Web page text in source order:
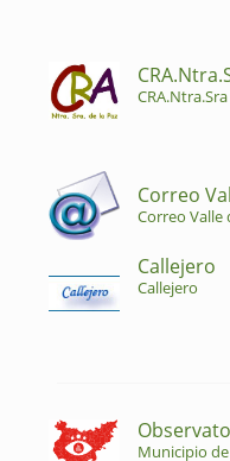
Correo
Correo
Callejero
Callejero
Municipio